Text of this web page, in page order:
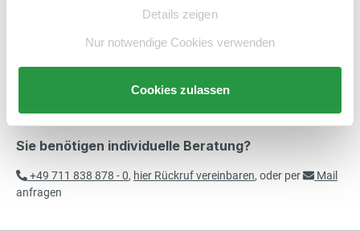
Details zeigen
Nur notwendige Cookies verwenden
Cookies zulassen
Sie benötigen individuelle Beratung?
+49 711 838 878 - 0, hier Rückruf vereinbaren, oder per
Mail
anfragen